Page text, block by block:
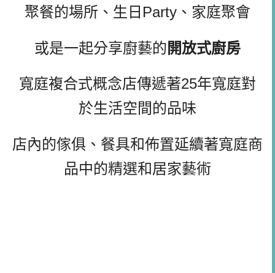
聚餐的場所、生日Party、家庭聚會
或是一起分享廚藝的 開放式廚房
寬庭複合式概念店傳遞著25年寬庭對
於生活空間的品味
店內的傢俱、餐具和佈置延續著寬庭商
品中的精選和居家藝術